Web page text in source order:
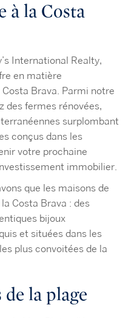
à la Costa
International Realty,
en matière
Brava. Parmi notre
des fermes rénovées,
surplombant
conçus dans les
votre prochaine
immobilier.
que les maisons de
Costa Brava : des
bijoux
et situées dans les
plus convoitées de la
la plage